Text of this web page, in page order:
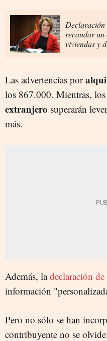
recaudar un
viviendas y
Las advertencias por
los 867.000. Mientras,
extranjero superarán
más.
Además, ladeclaración
información
Pero no sólo se han
contribuyente no se